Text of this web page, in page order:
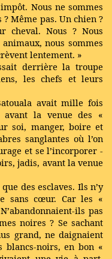
Nous ne sommes
? Même pas. Un chien ?
cheval. Nous ? Nous
nous sommes
lentement. »
derrière la troupe
les chefs et leurs
avait mille fois
la venue des «
soi, manger, boire et
sanglantes où l’on
et se l’incorporer -
jadis, avant la venue
des esclaves. Ils n’y
sans cœur. Car les «
ils pas
noires ? Se sachant
grand, ne daignaient
blancs-noirs, en bon «